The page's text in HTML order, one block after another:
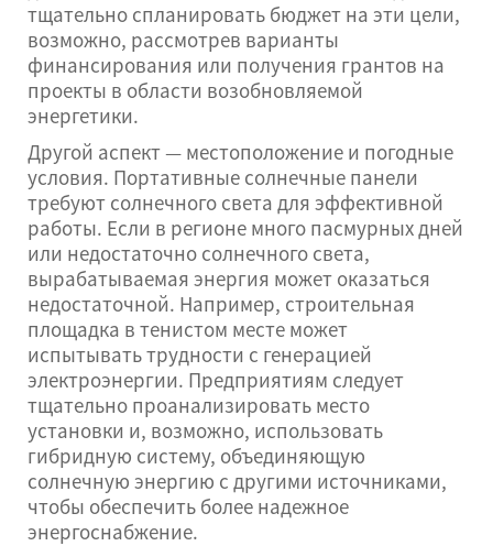
тщательно спланировать бюджет на эти цели,
возможно, рассмотрев варианты
финансирования или получения грантов на
проекты в области возобновляемой
энергетики.
Другой аспект — местоположение и погодные
условия. Портативные солнечные панели
требуют солнечного света для эффективной
работы. Если в регионе много пасмурных дней
или недостаточно солнечного света,
вырабатываемая энергия может оказаться
недостаточной. Например, строительная
площадка в тенистом месте может
испытывать трудности с генерацией
электроэнергии. Предприятиям следует
тщательно проанализировать место
установки и, возможно, использовать
гибридную систему, объединяющую
солнечную энергию с другими источниками,
чтобы обеспечить более надежное
энергоснабжение.